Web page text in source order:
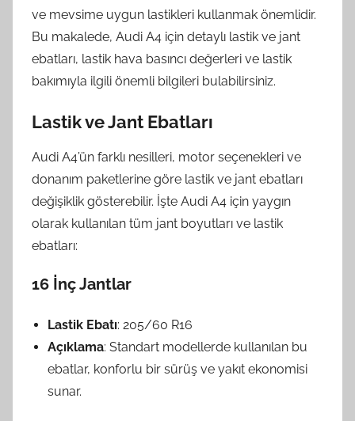
ve mevsime uygun lastikleri kullanmak önemlidir.
Bu makalede, Audi A4 için detaylı lastik ve jant
ebatları, lastik hava basıncı değerleri ve lastik
bakımıyla ilgili önemli bilgileri bulabilirsiniz.
Lastik ve Jant Ebatları
Audi A4’ün farklı nesilleri, motor seçenekleri ve
donanım paketlerine göre lastik ve jant ebatları
değişiklik gösterebilir. İşte Audi A4 için yaygın
olarak kullanılan tüm jant boyutları ve lastik
ebatları:
16 İnç Jantlar
Lastik Ebatı: 205/60 R16
Açıklama: Standart modellerde kullanılan bu
ebatlar, konforlu bir sürüş ve yakıt ekonomisi
sunar.